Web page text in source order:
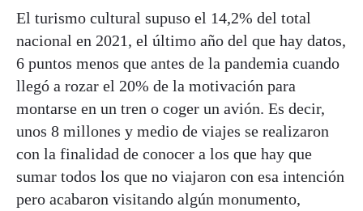
El turismo cultural supuso el 14,2% del total
nacional en 2021, el último año del que hay datos,
6 puntos menos que antes de la pandemia cuando
llegó a rozar el 20% de la motivación para
montarse en un tren o coger un avión. Es decir,
unos 8 millones y medio de viajes se realizaron
con la finalidad de conocer a los que hay que
sumar todos los que no viajaron con esa intención
pero acabaron visitando algún monumento,